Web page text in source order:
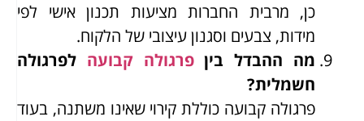
כן, מרבית החברות מציעות תכנון אישי לפי
מידות, צבעים וסגנון עיצובי של הלקוח.
מה ההבדל ביןפרגולה קבועה לפרגולה
חשמלית?
פרגולה קבועה כוללת קירוי שאינו משתנה, בעוד